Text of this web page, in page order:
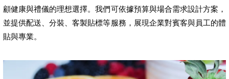
顧健康與禮儀的理想選擇。我們可依據預算與場合需求設計方案，
並提供配送、分裝、客製貼標等服務，展現企業對賓客與員工的體
貼與專業。